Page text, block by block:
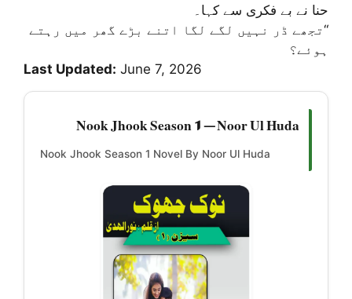
حنا نے بے فکری سے کہا۔
“تجھے ڈر نہیں لگے لگا اتنے بڑے گھر میں رہتے
ہوئے؟
Last Updated: June 7, 2026
Nook Jhook Season 1 — Noor Ul Huda
Nook Jhook Season 1 Novel By Noor Ul Huda